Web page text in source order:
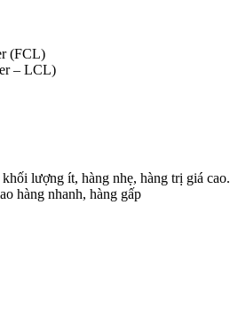
(FCL)
– LCL)
lượng ít, hàng nhẹ, hàng trị giá cao.
hàng nhanh, hàng gấp